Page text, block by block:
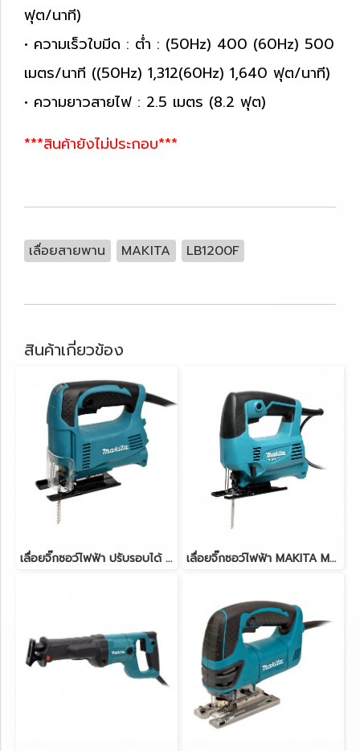
ฟุต/นาที)
• ความเร็วใบมีด : ต่ำ : (50Hz) 400 (60Hz) 500
เมตร/นาที ((50Hz) 1,312(60Hz) 1,640 ฟุต/นาที)
• ความยาวสายไฟ : 2.5 เมตร (8.2 ฟุต)
***สินค้ายังไม่ประกอบ***
เลื่อยสายพาน MAKITA LB1200F
สินค้าเกี่ยวข้อง
เลื่อยจิ๊กซอว์ไฟฟ้า ปรับรอบได้ MAKITA 4327 450W B-TYPE เลื่อยจิ๊กซอว์ไฟฟ้า MAKITA M4301B 450W